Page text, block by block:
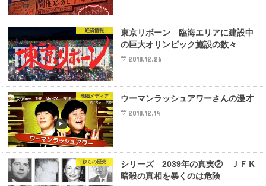
経済情報
東京リボーン 臨海エリアに建設中
の巨大オリンピック施設の数々
2018.12.26
洗脳メディア ウーマンラッシュアワーさんの漫才
2018.12.14
奴らの歴史
シリーズ 2039年の真実② ＪＦＫ
暗殺の真相を暴くのは危険